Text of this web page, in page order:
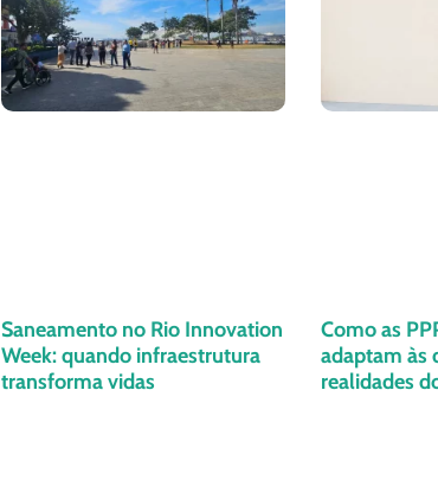
Saneamento no Rio Innovation
Week: quando infraestrutura
transforma vidas
Como as
adaptam às
realidades